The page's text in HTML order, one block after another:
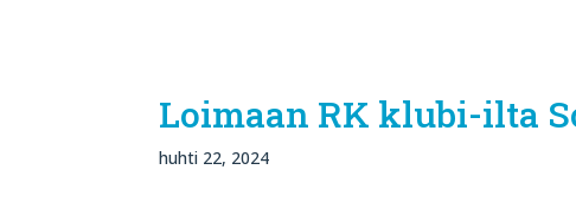
Loimaan RK klubi-ilta
huhti 22, 2024